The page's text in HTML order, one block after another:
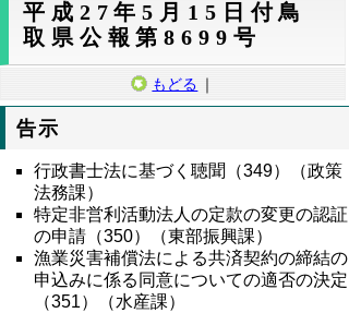
平成27年5月15日付鳥
取県公報第8699号
もどる ｜
告示
行政書士法に基づく聴聞（349）（政策
法務課）
特定非営利活動法人の定款の変更の認証
の申請（350）（東部振興課）
漁業災害補償法による共済契約の締結の
申込みに係る同意についての適否の決定
（351）（水産課）